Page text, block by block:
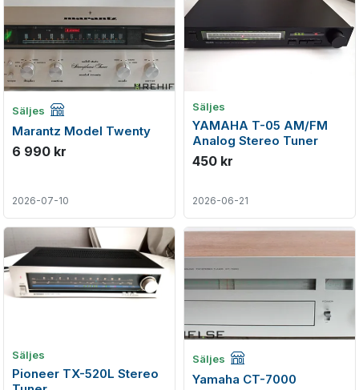
Säljes Företagsannons
Marantz Model Twenty
6 990 kr
2026-07-10
Säljes
YAMAHA T-05 AM/FM
Analog Stereo Tuner
450 kr
2026-06-21
Säljes
Pioneer TX-520L Stereo
Säljes Företagsannons
Yamaha CT-7000